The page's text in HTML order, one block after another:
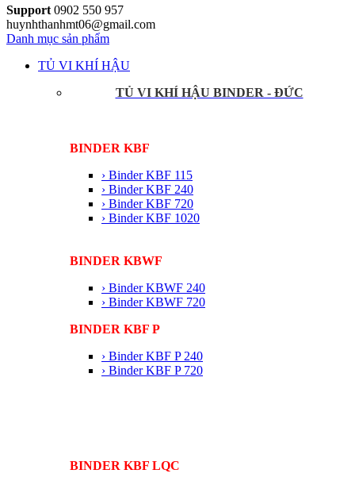
Support 0902 550 957
huynhthanhmt06@gmail.com
Danh mục sản phẩm
TỦ VI KHÍ HẬU
TỦ VI KHÍ HẬU BINDER - ĐỨC
BINDER KBF
› Binder KBF 115
› Binder KBF 240
› Binder KBF 720
› Binder KBF 1020
BINDER KBWF
› Binder KBWF 240
› Binder KBWF 720
BINDER KBF P
› Binder KBF P 240
› Binder KBF P 720
BINDER KBF LQC